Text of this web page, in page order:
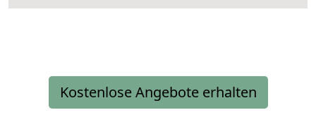
Kostenlose Angebote erhalten